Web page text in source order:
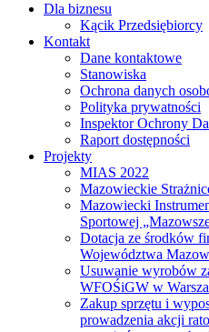
Dla biznesu
Kącik Przedsiębiorcy
Kontakt
Dane kontaktowe
Stanowiska
Ochrona danych
Polityka prywatności
Inspektor Ochrony
Raport dostępności
Projekty
MIAS 2022
Mazowieckie
Mazowiecki
Sportowej
Dotacja ze środków
Województwa
Usuwanie wyrobów
WFOŚiGW w
Zakup sprzętu i
prowadzenia akcji